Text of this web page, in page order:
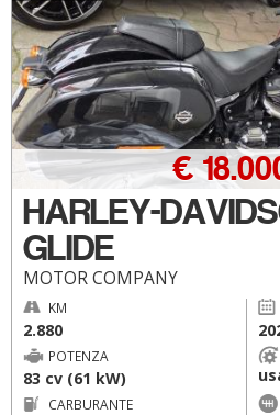
HARLEY-
GLIDE
MOTOR COMPANY
€
KM
2.880
POTENZA
83 cv (61 kW)
CARBURANTE